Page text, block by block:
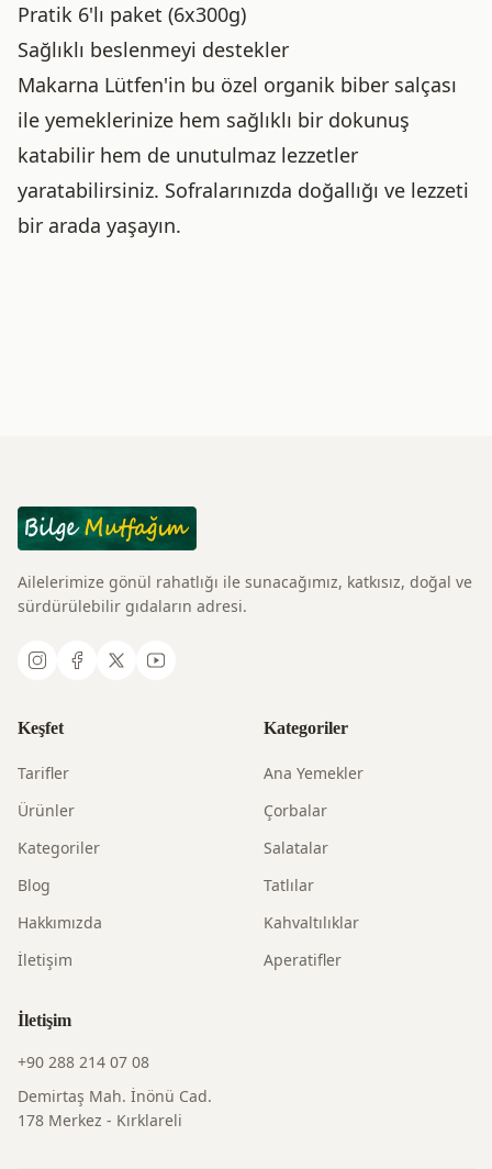
Pratik 6'lı paket (6x300g)
Sağlıklı beslenmeyi destekler
Makarna Lütfen'in bu özel organik biber salçası
ile yemeklerinize hem sağlıklı bir dokunuş
katabilir hem de unutulmaz lezzetler
yaratabilirsiniz. Sofralarınızda doğallığı ve lezzeti
bir arada yaşayın.
Ailelerimize gönül rahatlığı ile sunacağımız, katkısız, doğal ve
sürdürülebilir gıdaların adresi.
Keşfet
Tarifler
Ürünler
Kategoriler
Blog
Hakkımızda
İletişim
Kategoriler
Ana Yemekler
Çorbalar
Salatalar
Tatlılar
Kahvaltılıklar
Aperatifler
İletişim
+90 288 214 07 08
Demirtaş Mah. İnönü Cad.
178 Merkez - Kırklareli